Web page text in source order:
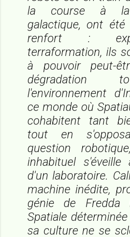
la course à la
galactique, ont été
renfort :
terraformation, ils
à pouvoir peut-
dégradation
l'environnement
ce monde où
cohabitent tant
tout en
question
inhabituel
d'un laboratoire.
machine inédite,
génie de Fredda
Spatiale
sa culture ne se